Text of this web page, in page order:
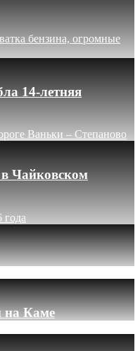
бензина, огромные
14-летняя
Ваньки – Степаново
Чайковском
года
на Каме